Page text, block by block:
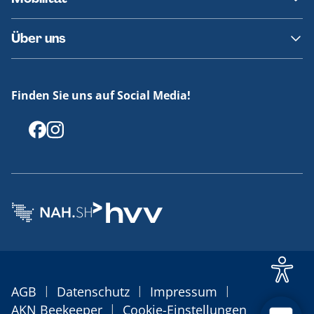
Fundsachen
Häufige Fragen
Barrierefreies Reisen
Erklärung Barrierefreiheit
Über uns
Offenlegungen
Finden Sie uns auf Social Media!
AGB | Datenschutz | Impressum |
AKN Beekeeper | Cookie-Einstellungen